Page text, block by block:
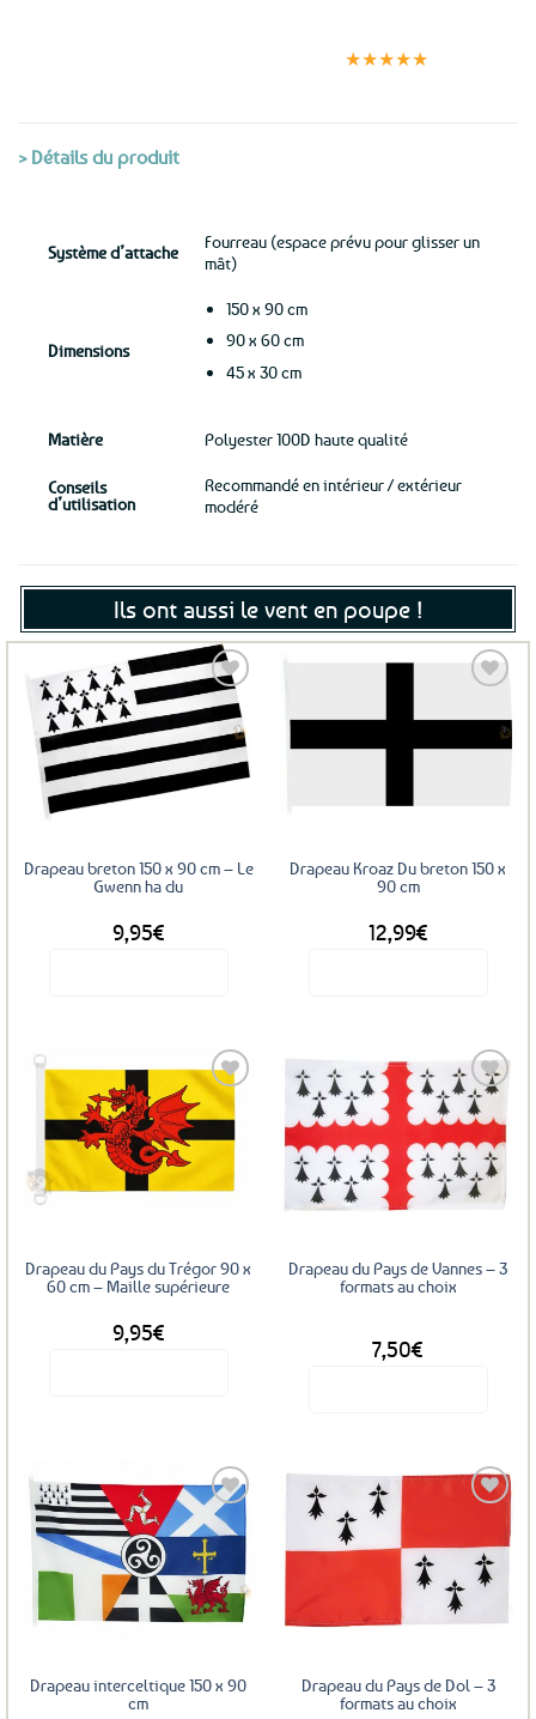
★★★★★
> Détails du produit
Système d’attache
Fourreau (espace prévu pour glisser un
mât)
Dimensions
150 x 90 cm
90 x 60 cm
45 x 30 cm
Matière Polyester 100D haute qualité
Conseils
d’utilisation
Recommandé en intérieur / extérieur
modéré
Ils ont aussi le vent en poupe !
Ajouter
aux
favoris
Drapeau breton 150 x 90 cm – Le
Gwenn ha du
9,95€
Ajouter
Drapeau Kroaz Du breton 150 x
90 cm
12,99€
Ajouter
Drapeau du Pays du Trégor 90 x
60 cm – Maille supérieure
9,95€
Ajouter
aux
favoris
Drapeau du Pays de Vannes – 3
formats au choix
7,50€
a
plusieurs
variations.
Les
être
Ajouter
aux
favoris
Drapeau interceltique 150 x 90
cm
Ajouter
aux
favoris
Drapeau du Pays de Dol – 3
formats au choix